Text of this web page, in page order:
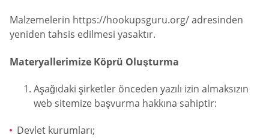
Malzemelerin https://hookupsguru.org/ adresinden
yeniden tahsis edilmesi yasaktır.
Materyallerimize Köprü Oluşturma
Aşağıdaki şirketler önceden yazılı izin almaksızın
web sitemize başvurma hakkına sahiptir:
Devlet kurumları;